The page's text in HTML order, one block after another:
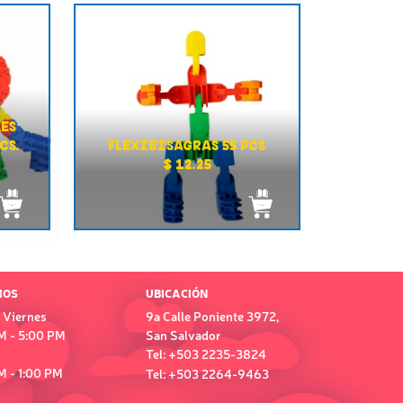
FLEXIBISAGRAS 55 PCS
$ 12.25
Viernes
- 5:00 PM
- 1:00 PM
UBICACIÓN
9a Calle Poniente 3972,
San Salvador
Tel: +503 2235-3824
Tel: +503 2264-9463